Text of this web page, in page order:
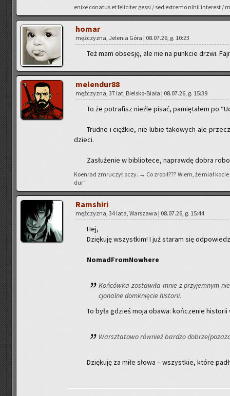
enixe co­na­tus et fe­li­ci­ter gessi / sed extre­mo nihil in­te­rest
homar
męż­czy­zna, Je­le­nia Góra | 08.07.26, g. 10:23
Też mam ob­se­sję, ale nie na punk­cie drzwi.
me­len­du­r88
męż­czy­zna, 37 lat, Biel­sko-Bia­ła | 08.07.26, g. 15:39
To że po­tra­fisz nie­źle pisać, pa­mię­ta­łem po
Trud­ne i cięż­kie, nie lubie ta­ko­wych ale
dzie­ci.
Za­słu­że­nie w bi­blio­te­ce, na­praw­dę dobra
Ko­en­rad zmru­czył oczy. → Co zro­bił??? Wiem, że miał
dur"
Ram­shi­ri
męż­czy­zna, 34 lata, War­sza­wa | 08.07.26, g. 15:44
Hej,
Dzię­ku­ję wszyst­kim! I już sta­ram się
No­mad­From­No­whe­re
Koń­ców­ka zo­sta­wi­ła mnie z przy­jem­nym
cjo­nal­ne do­mknię­cie hi­sto­rii.
To była gdzieś moja obawa: koń­cze­nie
Warsz­ta­to­wo rów­nież bar­dzo
Dzię­ku­ję za miłe słowa – wszyst­kie, które